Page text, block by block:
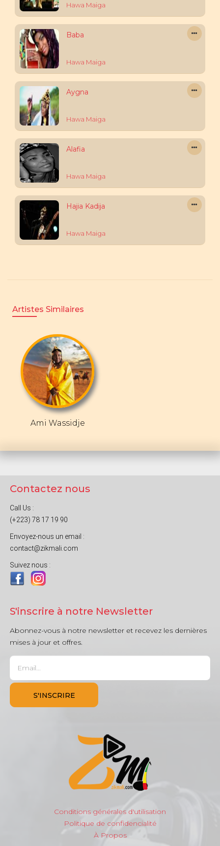
Hawa Maiga
Baba
Hawa Maiga
Aygna
Hawa Maiga
Alafia
Hawa Maiga
Hajia Kadija
Hawa Maiga
Artistes Similaires
Ami Wassidje
Contactez nous
Call Us :
(+223) 78 17 19 90
Envoyez-nous un email :
contact@zikmali.com
Suivez nous :
S'inscrire à notre Newsletter
Abonnez-vous à notre newsletter et recevez les dernières
mises à jour et offres.
Conditions générales d'utilisation
Politique de confidencialité
À Propos